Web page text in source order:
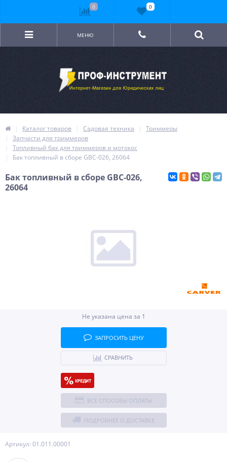
МЕНЮ
Каталог товаров Садовая техника
Триммеры
Запчасти для триммеров
Топливный бак для триммеров и мотокос
Бак топливный в сборе GBC-026, 26064
Бак топливный в сборе GBC-026,
26064
Артикул: 01.011.00001
Не указана цена за 1
ЗАПРОСИТЬ ЦЕНУ
СРАВНИТЬ
ВСЕ СПОСОБЫ ОПЛАТЫ
ПОДРОБНЕЕ О ДОСТАВКЕ
0 0